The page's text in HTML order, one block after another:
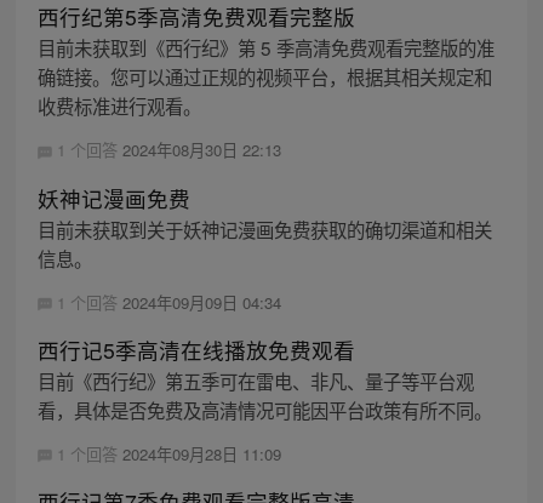
西行纪第5季高清免费观看完整版
目前未获取到《西行纪》第 5 季高清免费观看完整版的准
确链接。您可以通过正规的视频平台，根据其相关规定和
收费标准进行观看。
1 个回答 2024年08月30日 22:13
妖神记漫画免费
目前未获取到关于妖神记漫画免费获取的确切渠道和相关
信息。
1 个回答 2024年09月09日 04:34
西行记5季高清在线播放免费观看
目前《西行纪》第五季可在雷电、非凡、量子等平台观
看，具体是否免费及高清情况可能因平台政策有所不同。
1 个回答 2024年09月28日 11:09